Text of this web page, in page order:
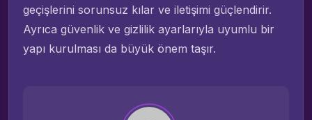
geçişlerini sorunsuz kılar ve iletişimi güçlendirir.
Ayrıca güvenlik ve gizlilik ayarlarıyla uyumlu bir
yapı kurulması da büyük önem taşır.